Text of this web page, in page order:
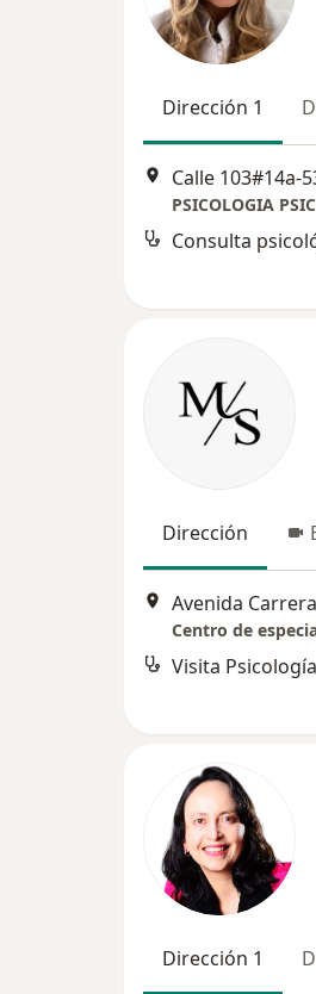
Dirección 1
Calle 103#14a-
PSICOLOGIA
Consulta
Dirección
Avenida
Centro de
Visita Psicología
Dirección 1